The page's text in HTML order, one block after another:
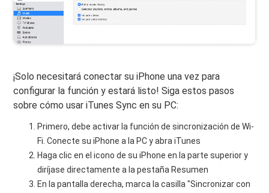
¡Solo necesitará conectar su iPhone una vez para
configurar la función y estará listo! Siga estos pasos
sobre cómo usar iTunes Sync en su PC:
Primero, debe activar la función de sincronización de Wi-
Fi. Conecte su iPhone a la PC y abra iTunes
Haga clic en el icono de su iPhone en la parte superior y
diríjase directamente a la pestaña Resumen
En la pantalla derecha, marca la casilla "Sincronizar con